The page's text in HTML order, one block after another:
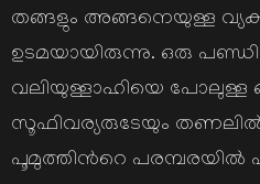
തങ്ങളും അങ്ങനെയുള്ള
ഉടമയായിരുന്നു. ഒരു
വലിയുള്ളാഹിയെ പോലുള്ള
സൂഫിവര്യരുടേയും
പൂമുത്തിന്‍റെ പരമ്പരയില്‍